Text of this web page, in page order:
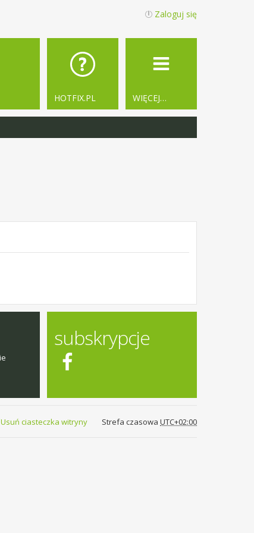
Zaloguj się
WIĘCEJ…
HOTFIX.PL
subskrypcje
Strefa czasowa UTC+02:00
Usuń ciasteczka witryny